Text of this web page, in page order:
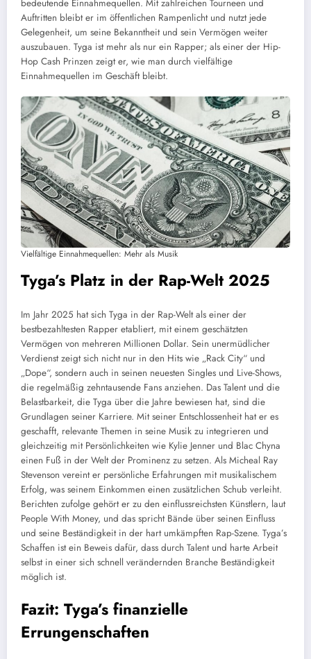
bedeutende Einnahmequellen. Mit zahlreichen Tourneen und
Auftritten bleibt er im öffentlichen Rampenlicht und nutzt jede
Gelegenheit, um seine Bekanntheit und sein Vermögen weiter
auszubauen. Tyga ist mehr als nur ein Rapper; als einer der Hip-
Hop Cash Prinzen zeigt er, wie man durch vielfältige
Einnahmequellen im Geschäft bleibt.
Vielfältige Einnahmequellen: Mehr als Musik
Tyga’s Platz in der Rap-Welt 2025
Im Jahr 2025 hat sich Tyga in der Rap-Welt als einer der
bestbezahltesten Rapper etabliert, mit einem geschätzten
Vermögen von mehreren Millionen Dollar. Sein unermüdlicher
Verdienst zeigt sich nicht nur in den Hits wie „Rack City“ und
„Dope“, sondern auch in seinen neuesten Singles und Live-Shows,
die regelmäßig zehntausende Fans anziehen. Das Talent und die
Belastbarkeit, die Tyga über die Jahre bewiesen hat, sind die
Grundlagen seiner Karriere. Mit seiner Entschlossenheit hat er es
geschafft, relevante Themen in seine Musik zu integrieren und
gleichzeitig mit Persönlichkeiten wie Kylie Jenner und Blac Chyna
einen Fuß in der Welt der Prominenz zu setzen. Als Micheal Ray
Stevenson vereint er persönliche Erfahrungen mit musikalischem
Erfolg, was seinem Einkommen einen zusätzlichen Schub verleiht.
Berichten zufolge gehört er zu den einflussreichsten Künstlern, laut
People With Money, und das spricht Bände über seinen Einfluss
und seine Beständigkeit in der hart umkämpften Rap-Szene. Tyga’s
Schaffen ist ein Beweis dafür, dass durch Talent und harte Arbeit
selbst in einer sich schnell verändernden Branche Beständigkeit
möglich ist.
Fazit: Tyga’s finanzielle
Errungenschaften